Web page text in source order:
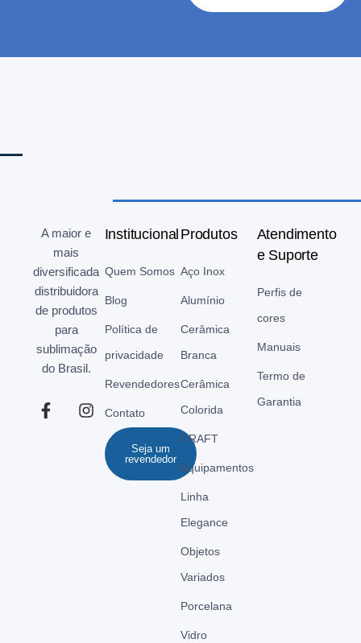
A maior e
mais
diversificada
distribuidora
de produtos
para
sublimação
do Brasil.
Institucional
Quem Somos
Blog
Política de
privacidade
Revendedores
Contato
Seja um
revendedor
Produtos
Aço Inox
Alumínio
Cerâmica
Branca
Cerâmica
Colorida
CRAFT
Equipamentos
Linha
Elegance
Objetos
Variados
Porcelana
Vidro
Atendimento
e Suporte
Perfis de
cores
Manuais
Termo de
Garantia